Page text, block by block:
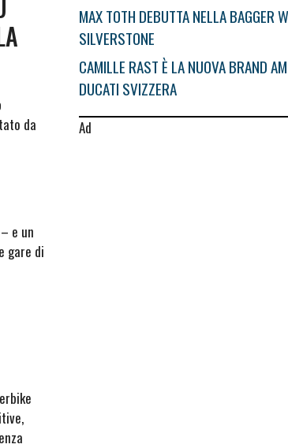
da
e un
gare di
MAX TOTH DEBUTTA NELLA BAGGER
SILVERSTONE
CAMILLE RAST È LA NUOVA BRAND
DUCATI SVIZZERA
Ad